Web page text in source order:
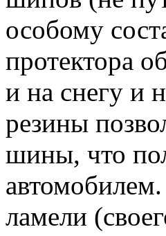
особому
протектора
и на снегу и
резины
шины, что
ламели